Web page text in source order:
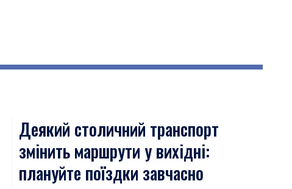
Деякий столичний транспорт
змінить маршрути у вихідні:
плануйте поїздки завчасно